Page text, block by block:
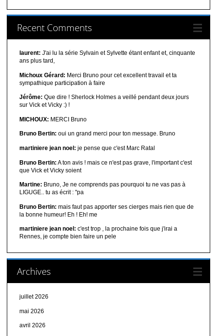
Recent Comments
laurent: J'ai lu la série Sylvain et Sylvette étant enfant et, cinquante
ans plus tard,
Michoux Gérard: Merci Bruno pour cet excellent travail et ta
sympathique participation à faire
Jérôme: Que dire ! Sherlock Holmes a veillé pendant deux jours
sur Vick et Vicky :) !
MICHOUX: MERCI Bruno
Bruno Bertin: oui un grand merci pour ton message. Bruno
martiniere jean noel: je pense que c'est Marc Ratal
Bruno Bertin: A ton avis ! mais ce n'est pas grave, l'important c'est
que Vick et Vicky soient
Martine: Bruno, Je ne comprends pas pourquoi tu ne vas pas à
LIGUGE.. tu as écrit : "pa
Bruno Bertin: mais faut pas apporter ses cierges mais rien que de
la bonne humeur! Eh ! Eh! me
martiniere jean noel: c'est trop , la prochaine fois que j'irai a
Rennes, je compte bien faire un pele
Archives
juillet 2026
mai 2026
avril 2026